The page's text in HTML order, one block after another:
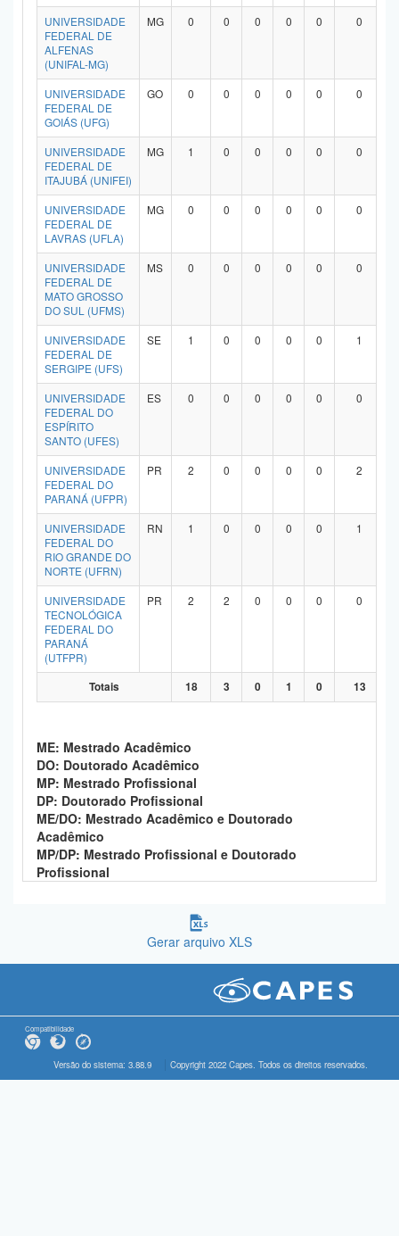
UNIVERSIDADE
FEDERAL DE
ALFENAS
(UNIFAL-MG)
MG 0 0 0 0 0 0
UNIVERSIDADE
FEDERAL DE
GOIÁS (UFG)
GO 0 0 0 0 0 0
UNIVERSIDADE
FEDERAL DE
ITAJUBÁ (UNIFEI)
MG 1 0 0 0 0 0
UNIVERSIDADE
FEDERAL DE
LAVRAS (UFLA)
MG 0 0 0 0 0 0
UNIVERSIDADE
FEDERAL DE
MATO GROSSO
DO SUL (UFMS)
MS 0 0 0 0 0 0
UNIVERSIDADE
FEDERAL DE
SERGIPE (UFS)
SE 1 0 0 0 0 1
UNIVERSIDADE
FEDERAL DO
ESPÍRITO
SANTO (UFES)
ES 0 0 0 0 0 0
UNIVERSIDADE
FEDERAL DO
PARANÁ (UFPR)
PR 2 0 0 0 0 2
UNIVERSIDADE
FEDERAL DO
RIO GRANDE DO
NORTE (UFRN)
RN 1 0 0 0 0 1
UNIVERSIDADE
TECNOLÓGICA
FEDERAL DO
PARANÁ
(UTFPR)
PR 2 2 0 0 0 0
Totais 18 3 0 1 0 13
ME: Mestrado Acadêmico
DO: Doutorado Acadêmico
MP: Mestrado Profissional
DP: Doutorado Profissional
ME/DO: Mestrado Acadêmico e Doutorado
Acadêmico
MP/DP: Mestrado Profissional e Doutorado
Profissional
Gerar arquivo XLS
Compatibilidade
Versão do sistema: 3.88.9 Copyright 2022 Capes. Todos os direitos reservados.